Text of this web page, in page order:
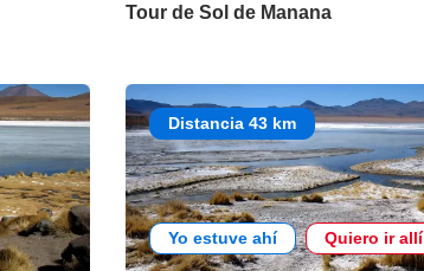
Tour de Sol de Manana
Distancia 43 km
Yo estuve ahí Quiero ir allí